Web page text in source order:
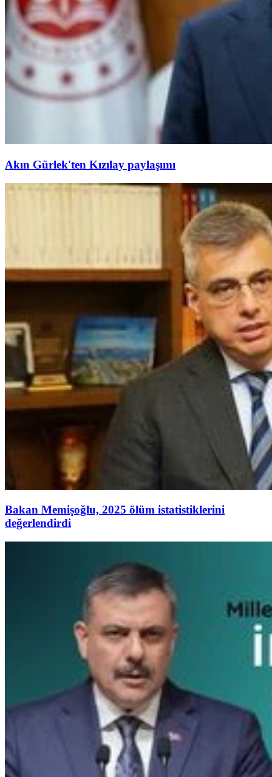
Akın Gürlek'ten Kızılay paylaşımı
Bakan Memişoğlu, 2025 ölüm istatistiklerini
değerlendirdi